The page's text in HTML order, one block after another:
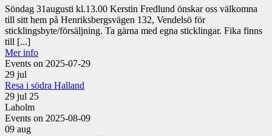
Söndag 31augusti kl.13.00 Kerstin Fredlund önskar oss välkomna
till sitt hem på Henriksbergsvägen 132, Vendelsö för
sticklingsbyte/försäljning. Ta gärna med egna sticklingar. Fika finns
till [...]
Mer info
Events on 2025-07-29
29 jul
Resa i södra Halland
29 jul 25
Laholm
Events on 2025-08-09
09 aug